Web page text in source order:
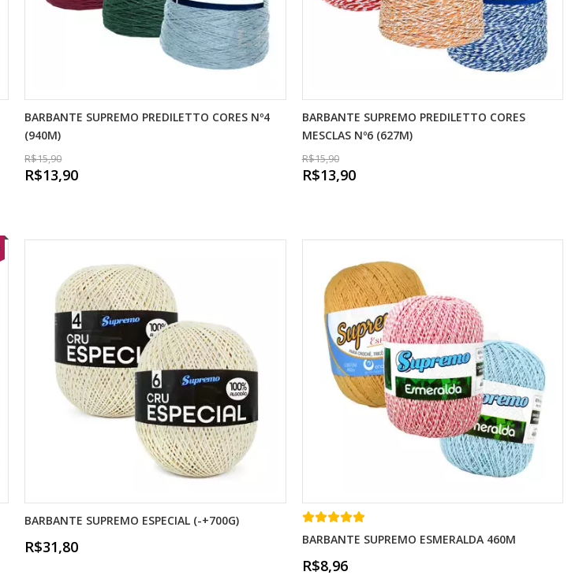
BARBANTE SUPREMO PREDILETTO CORES Nº4
(940M)
R$15,90
R$13,90
BARBANTE SUPREMO PREDILETTO CORES
MESCLAS Nº6 (627M)
R$15,90
R$13,90
BARBANTE SUPREMO ESPECIAL (-+700G)
R$31,80 BARBANTE SUPREMO ESMERALDA 460M
R$8,96